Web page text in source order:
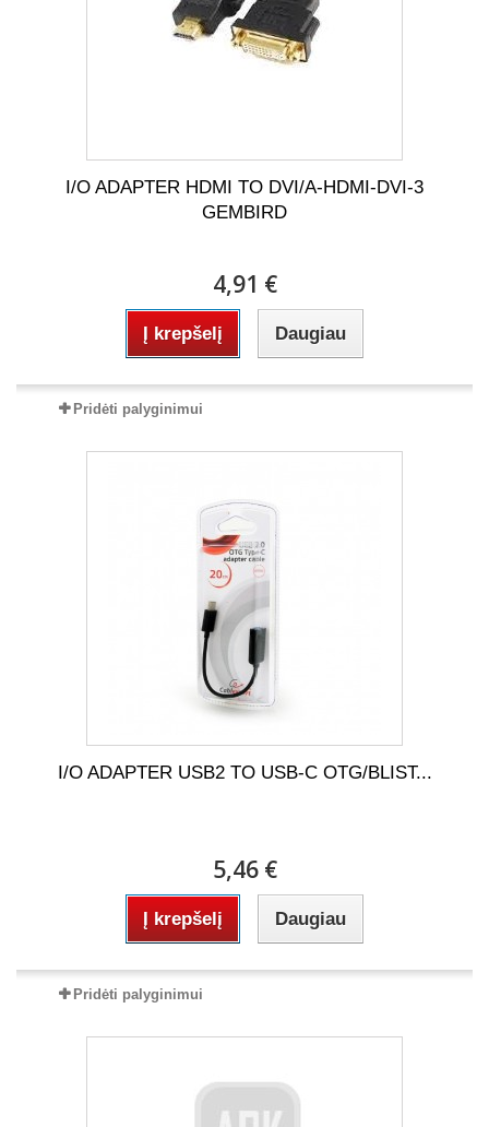
I/O ADAPTER HDMI TO DVI/A-HDMI-DVI-3
GEMBIRD
4,91 €
Į krepšelį Daugiau
Pridėti palyginimui
I/O ADAPTER USB2 TO USB-C OTG/BLIST...
5,46 €
Į krepšelį Daugiau
Pridėti palyginimui